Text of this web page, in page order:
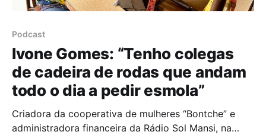
Podcast
Ivone Gomes: “Tenho colegas
de cadeira de rodas que andam
todo o dia a pedir esmola”
Criadora da cooperativa de mulheres “Bontche” e
administradora financeira da Rádio Sol Mansi, na